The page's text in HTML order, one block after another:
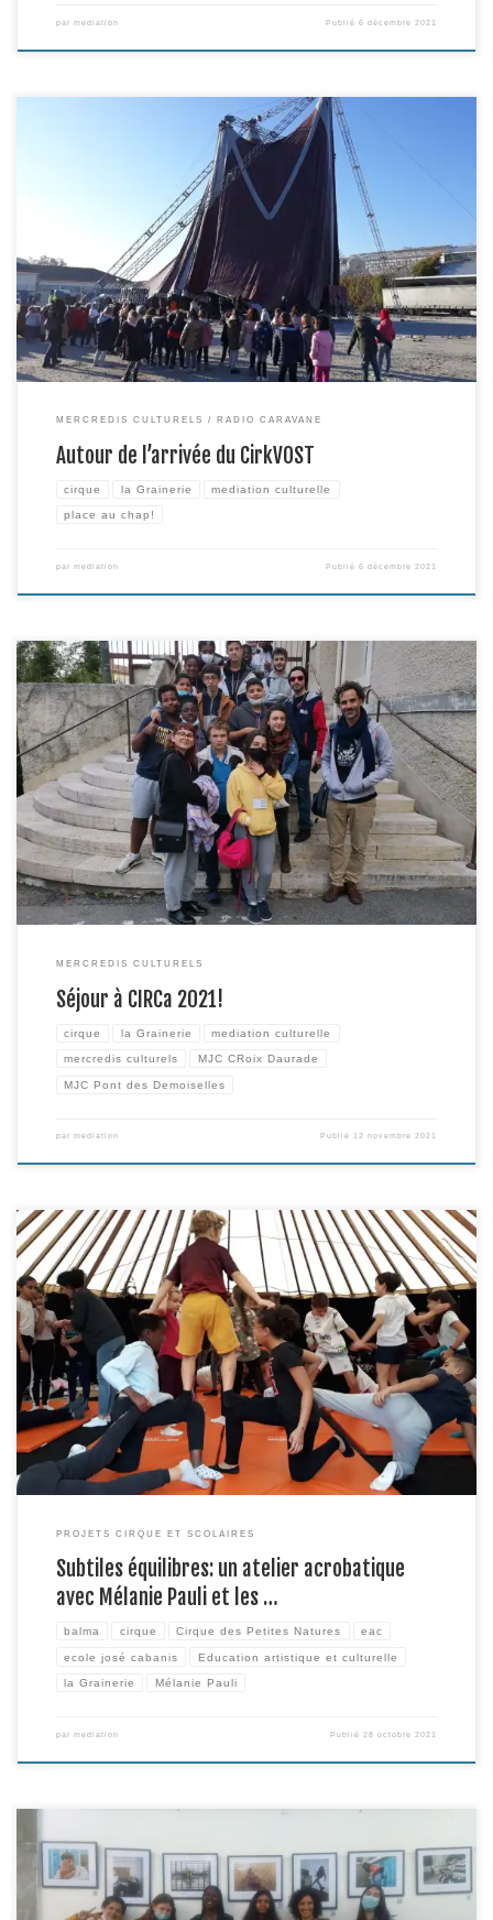
par mediation Publié6 décembre 2021
La compagnie CirkVOST est arrivée le mercredi 17 novembre à la Grainerie.
Elle sera en représentation pendant un mois complet pour sa création
« Hurt me tender ». Mais leur installation aura été l’occasion de plusieurs
temps de découverte du cirque itinérant. Tout d’abord, une partie de
l’équipe de Radio Caravane a […]
MERCREDIS CULTURELS RADIO CARAVANE
Autour de l’arrivée du CirkVOST
cirque la Grainerie mediation culturelle
place au chap!
par mediation Publié6 décembre 2021
C’est reparti pour une nouvelle saison des Mercredis Culturels ! Ce projet se
déroule sur les neuf mois de l’année scolaire en partenariat avec le BBB
Centre d’Art, le Topophone et les MJC Croix Daurade et Pont des
Demoiselles avec l’objectif de permettre à un groupe de jeunes de se
retrouver […]
MERCREDIS CULTURELS
Séjour à CIRCa 2021!
cirque la Grainerie mediation culturelle
mercredis culturels MJC CRoix Daurade
MJC Pont des Demoiselles
par mediation Publié 12 novembre 2021
Durant une semaine, la yourte abritant l’univers de « Dori », la nouvelle
création de Mélanie Pauli/le cirque des Petites Natures, s’est installée à
proximité de l’école José Cabanis, à Balma. L’occasion, avant que n’y soient
données deux représentations dans le cadre du Focus Pact de l’Européenne
de Cirques, d’y accueillir deux […]
PROJETS CIRQUE ET SCOLAIRES
Subtiles équilibres: un atelier acrobatique
avec Mélanie Pauli et les …
balma cirque Cirque des Petites Natures eac
ecole josé cabanis Education artistique et culturelle
la Grainerie Mélanie Pauli
par mediation Publié 28 octobre 2021
Après ceux du collège Stendhal, ce sont les murs de la Grainerie qui ont